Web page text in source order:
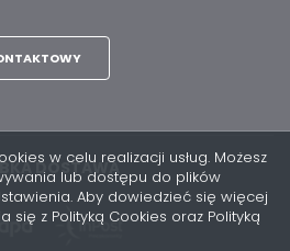
DOSTAWA
w celu realizacji usług. Możesz
lub dostępu do plików
Aby dowiedzieć się więcej
się z Polityką Cookies oraz Polityką